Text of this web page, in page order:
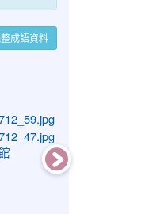
成語資料
photo-1396